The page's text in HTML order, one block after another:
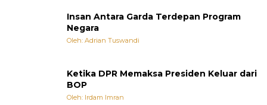
Insan Antara Garda Terdepan Program
Negara
Oleh: Adrian Tuswandi
Ketika DPR Memaksa Presiden Keluar dari
BOP
Oleh: Irdam Imran